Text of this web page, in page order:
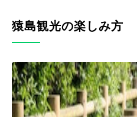
猿島観光の楽しみ方